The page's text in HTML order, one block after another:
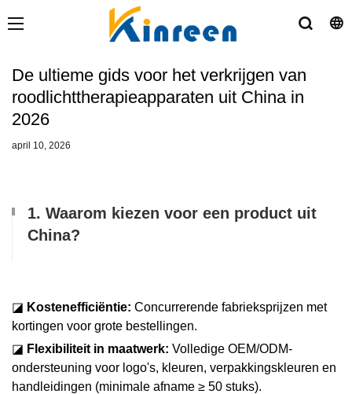
De ultieme gids voor het verkrijgen van
roodlichttherapieapparaten uit China in
2026
april 10, 2026
1. Waarom kiezen voor een product uit
China?
◪ Kostenefficiëntie: Concurrerende fabrieksprijzen met
kortingen voor grote bestellingen.
◪ Flexibiliteit in maatwerk: Volledige OEM/ODM-
ondersteuning voor logo's, kleuren, verpakkingskleuren en
handleidingen (minimale afname ≥ 50 stuks).